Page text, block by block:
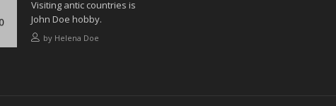
Visiting antic countries is
John Doe hobby.
by Helena Doe